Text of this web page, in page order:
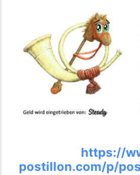
https://
postillon.com/p/